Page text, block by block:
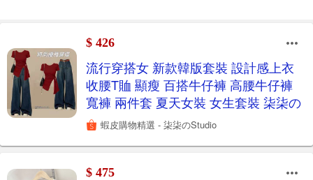
$ 426
流行穿搭女 新款韓版套裝 設計感上衣
收腰T賉 顯瘦 百搭牛仔褲 高腰牛仔褲
寬褲 兩件套 夏天女裝 女生套裝 柒柒の
蝦皮購物精選 - 柒柒のStudio
$ 475